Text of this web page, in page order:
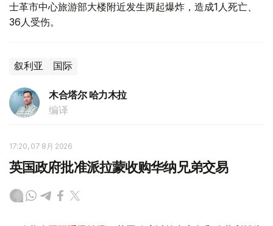
士革市中心旅游部大楼附近发生两起爆炸，造成1人死亡、
36人受伤。
叙利亚 国际
木合塔尔 哈力木拉
编译
17:20, 07 8月 2026
英国政府批准派拉蒙收购华纳兄弟交易